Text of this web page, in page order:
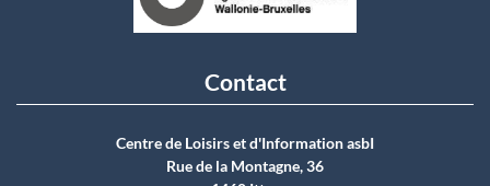
Contact
Centre de Loisirs et d'Information asbI
Rue de la Montagne, 36